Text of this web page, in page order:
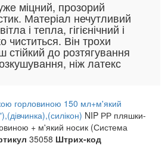
міцний, прозорий
Матеріал нечутливий
і тепла, гігієнічний і
чиститься. Він трохи
стійкий до розтягування
ніж латекс
горловиною 150 мл+м'який
NIP РР пляшки-
+ м'який носик (Система
35058 Штрих-код